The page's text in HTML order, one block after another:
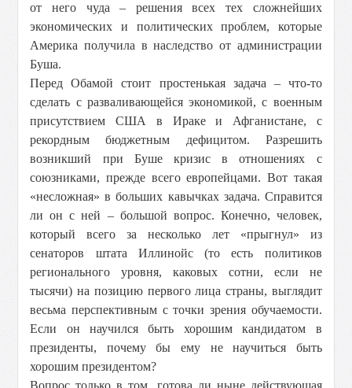
от него чуда – решения всех тех сложнейших
экономических и политических проблем, которые
Америка получила в наследство от администрации
Буша.
Перед Обамой стоит простенькая задача – что-то
сделать с разваливающейся экономикой, с военным
присутствием США в Ираке и Афганистане, с
рекордным бюджетным дефицитом. Разрешить
возникший при Буше кризис в отношениях с
союзниками, прежде всего европейцами. Вот такая
«несложная» в больших кавычках задача. Справится
ли он с ней – большой вопрос. Конечно, человек,
который всего за несколько лет «прыгнул» из
сенаторов штата Иллинойс (то есть политиков
регионального уровня, каковых сотни, если не
тысячи) на позицию первого лица страны, выглядит
весьма перспективным с точки зрения обучаемости.
Если он научился быть хорошим кандидатом в
президенты, почему бы ему не научиться быть
хорошим президентом?
Вопрос только в том, готова ли ныне действующая